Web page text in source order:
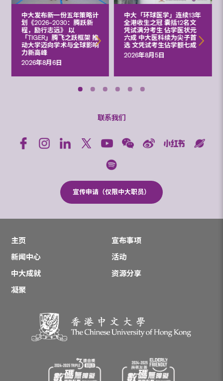
中大发布新一份五年策略计
划《2026‒2030：腾跃新
程，励行志远》 以
「TIGER」腾飞之跃框架 推
动大学迈向学术与全球影响
力新高峰
2026年8月6日
中大「环球医学」连续13年
全港收生之冠 囊括12名文
凭试满分考生 佔学医状元
六成 中大医科续为尖子首
选 文凭试考生佔学额七成
2026年8月5日
联系我们
宣传申请（仅限中大职员）
主页
宣布事项
新闻中心
活动
中大成就
资源分享
凝聚